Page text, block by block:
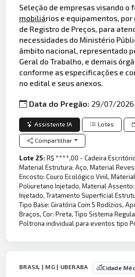
Seleção de empresas visando o
mobiliários e equipamentos, por
de Registro de Preços, para
necessidades do Ministério
âmbito nacional, representado
Geral do Trabalho, e demais
conforme as especificações e
no edital e seus anexos.
Data do Pregão: 29/07/2026
Assistente IA Lotes
Compartilhar
Lote 25:R$ ****,00 - Cadeira
Material Estrutura: Aço, Material
Encosto: Couro Ecológico Vinil,
Poliuretano Injetado, Material
Injetado, Tratamento Superficial
Tipo Base: Giratória Com 5 Rodízios,
Braços, Cor: Preta, Tipo Sistema
Poltrona individual para eventos tipo
BRASIL | MG | UBERABA Cidade